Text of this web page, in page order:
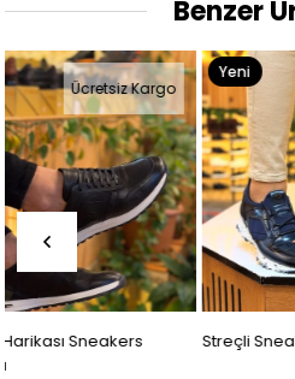
Benzer
Streçli Sneakers Ayakkabı
Ücretsiz Kargo
Yeni
Ürün